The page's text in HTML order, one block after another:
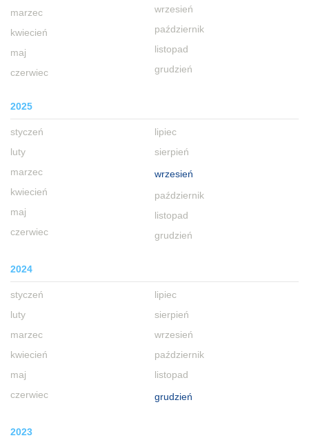
marzec
kwiecień
maj
czerwiec
wrzesień
październik
listopad
grudzień
2025
styczeń
luty
marzec
kwiecień
maj
czerwiec
lipiec
sierpień
wrzesień
październik
listopad
grudzień
2024
styczeń
luty
marzec
kwiecień
maj
czerwiec
lipiec
sierpień
wrzesień
październik
listopad
grudzień
2023